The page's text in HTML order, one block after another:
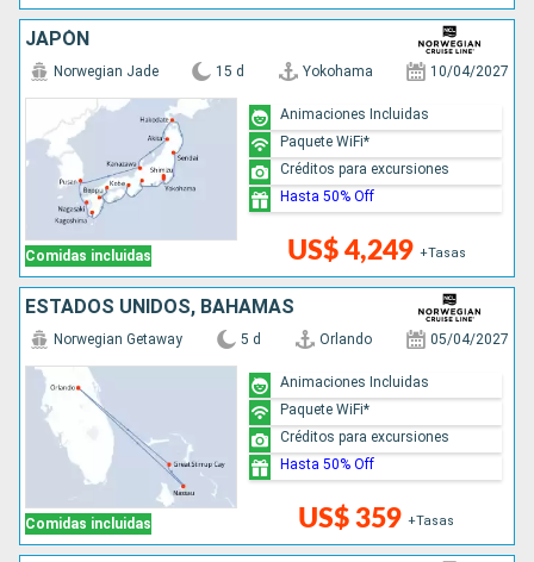
JAPÓN
Comidas incluidas
Norwegian Jade 15 d Yokohama 10/04/2027
US$ 4,249 +Tasas
Animaciones Incluidas
Paquete WiFi*
Créditos para excursiones
Hasta 50% Off
ESTADOS UNIDOS, BAHAMAS
Comidas incluidas
Norwegian Getaway 5 d Orlando 05/04/2027
US$ 359 +Tasas
Animaciones Incluidas
Paquete WiFi*
Créditos para excursiones
Hasta 50% Off